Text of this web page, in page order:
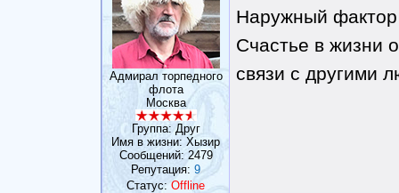
Адмирал торпедного
флота
Москва
Группа: Друг
Имя в жизни: Хызир
Сообщений: 2479
Репутация: 9
Статус:Offline
Наружный фактор
Счастье в жизни
связи с другими